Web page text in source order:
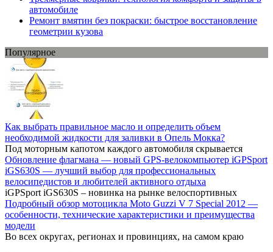
автомобиле
Ремонт вмятин без покраски: быстрое восстановление
геометрии кузова
Популярное
Как выбрать правильное масло и определить объем
необходимой жидкости для заливки в Опель Мокка?
Под моторным капотом каждого автомобиля скрывается
Обновление флагмана — новый GPS-велокомпьютер iGPSport
iGS630S — лучший выбор для профессиональных
велосипедистов и любителей активного отдыха
iGPSport iGS630S – новинка на рынке велоспортивных
Подробный обзор мотоцикла Moto Guzzi V 7 Special 2012 —
особенности, технические характеристики и преимущества
модели
Во всех округах, регионах и провинциях, на самом краю